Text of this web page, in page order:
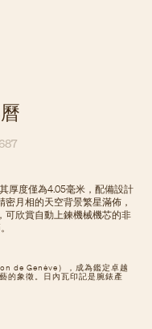
de Genève），成為鑑定卓越
的象徵。日內瓦印記是腕錶產
厚度僅為4.05毫米，配備設計
月相的天空背景繁星滿佈，
可欣賞自動上鍊機械機芯的非